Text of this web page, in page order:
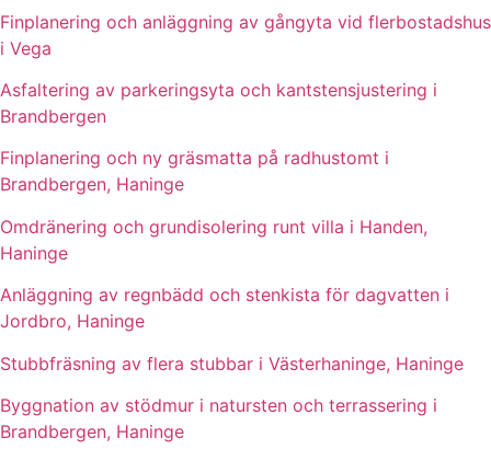
Finplanering och anläggning av gångyta vid flerbostadshus
i Vega
Asfaltering av parkeringsyta och kantstensjustering i
Brandbergen
Finplanering och ny gräsmatta på radhustomt i
Brandbergen, Haninge
Omdränering och grundisolering runt villa i Handen,
Haninge
Anläggning av regnbädd och stenkista för dagvatten i
Jordbro, Haninge
Stubbfräsning av flera stubbar i Västerhaninge, Haninge
Byggnation av stödmur i natursten och terrassering i
Brandbergen, Haninge